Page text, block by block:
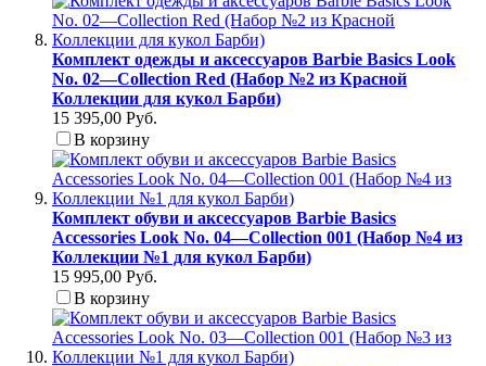
Комплект одежды и аксессуаров Barbie Basics Look
No. 02—Collection Red (Набор №2 из Красной
Коллекции для кукол Барби)
15 395,00 Руб.
В корзину
Комплект обуви и аксессуаров Barbie Basics
Accessories Look No. 04—Collection 001 (Набор №4 из
Коллекции №1 для кукол Барби)
15 995,00 Руб.
В корзину